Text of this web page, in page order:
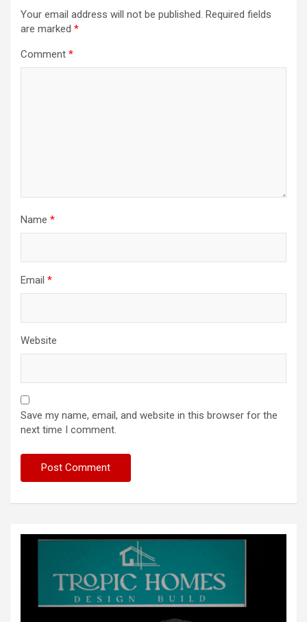
Your email address will not be published. Required fields
are marked *
Comment *
Name *
Email *
Website
Save my name, email, and website in this browser for the
next time I comment.